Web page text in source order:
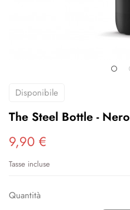
Disponibile
The Steel Bottle - Nero
9,90 €
Tasse incluse
Quantità